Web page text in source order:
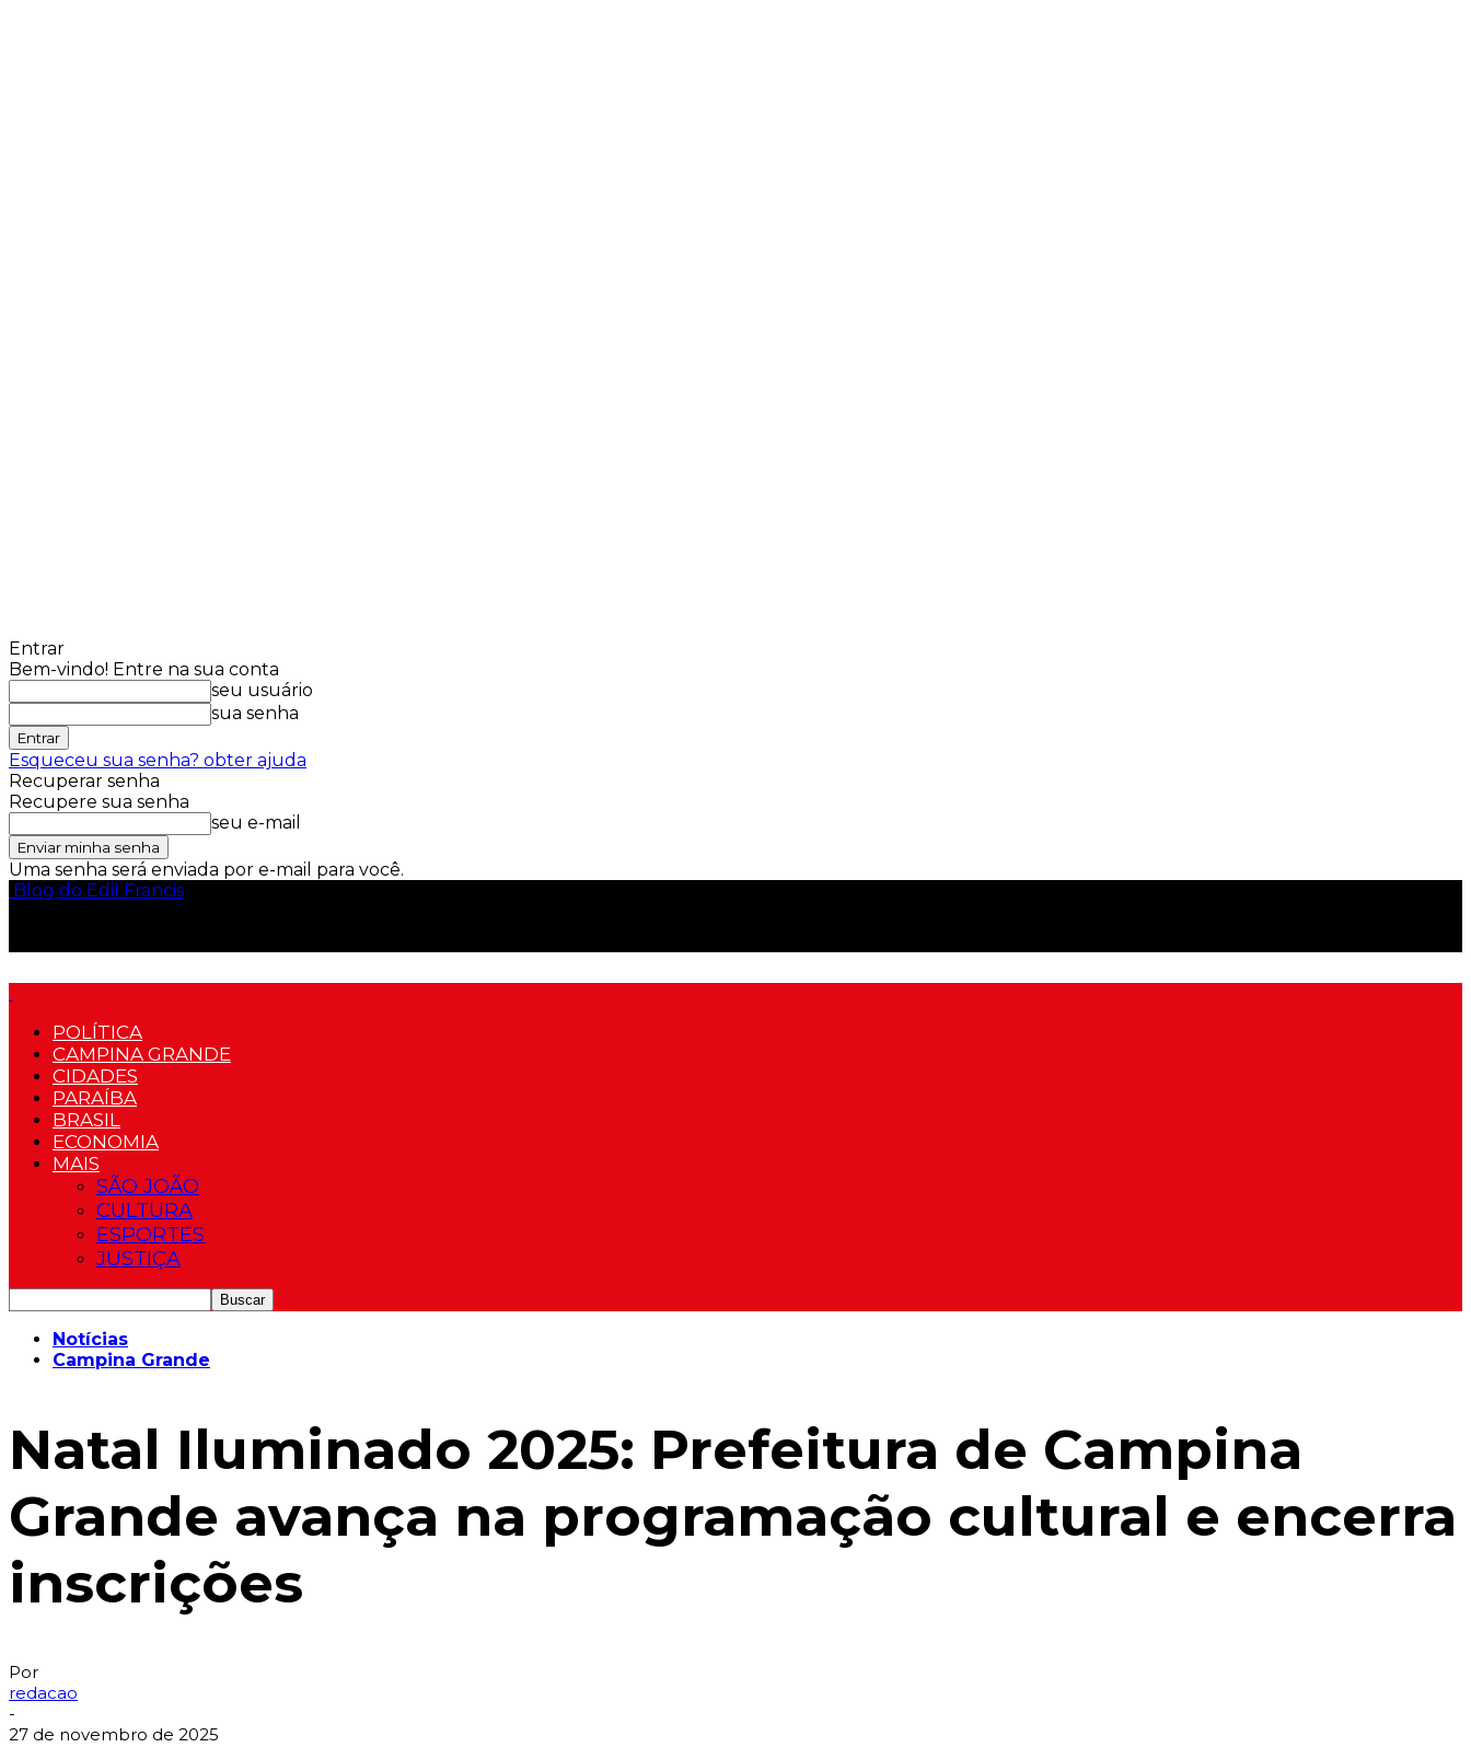
Entrar
Bem-vindo! Entre na sua conta
seu usuário
sua senha
Esqueceu sua senha? obter ajuda
Recuperar senha
Recupere sua senha
seu e-mail
Uma senha será enviada por e-mail para você.
Blog do Edil Francis
POLÍTICA
CAMPINA GRANDE
CIDADES
PARAÍBA
BRASIL
ECONOMIA
MAIS
SÃO JOÃO
CULTURA
ESPORTES
JUSTIÇA
Notícias
Campina Grande
Natal Iluminado 2025: Prefeitura de Campina
Grande avança na programação cultural e encerra
inscrições
Por
redacao
-
27 de novembro de 2025